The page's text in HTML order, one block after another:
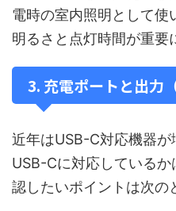
電時の室内照明として使
明るさと点灯時間が重要
3. 充電ポートと出力
近年はUSB-C対応機器
USB-Cに対応している
認したいポイントは次の